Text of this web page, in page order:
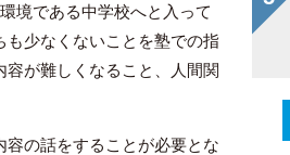
境である中学校へと入って
少なくないことを塾での指
が難しくなること、人間関
の話をすることが必要とな